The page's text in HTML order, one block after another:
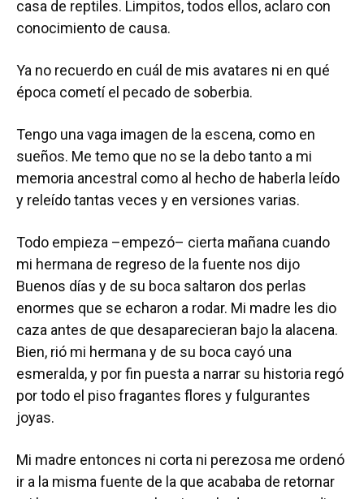
casa de reptiles. Limpitos, todos ellos, aclaro con
conocimiento de causa.
Ya no recuerdo en cuál de mis avatares ni en qué
época cometí el pecado de soberbia.
Tengo una vaga imagen de la escena, como en
sueños. Me temo que no se la debo tanto a mi
memoria ancestral como al hecho de haberla leído
y releído tantas veces y en versiones varias.
Todo empieza –empezó– cierta mañana cuando
mi hermana de regreso de la fuente nos dijo
Buenos días y de su boca saltaron dos perlas
enormes que se echaron a rodar. Mi madre les dio
caza antes de que desaparecieran bajo la alacena.
Bien, rió mi hermana y de su boca cayó una
esmeralda, y por fin puesta a narrar su historia regó
por todo el piso fragantes flores y fulgurantes
joyas.
Mi madre entonces ni corta ni perezosa me ordenó
ir a la misma fuente de la que acababa de retornar